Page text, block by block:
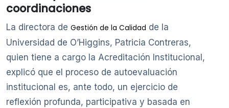
coordinaciones
La directora de Gestión de la Calidad de la
Universidad de O’Higgins, Patricia Contreras,
quien tiene a cargo la Acreditación Institucional,
explicó que el proceso de autoevaluación
institucional es, ante todo, un ejercicio de
reflexión profunda, participativa y basada en